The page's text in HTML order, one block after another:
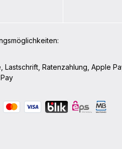
Lastschrift, Ratenzahlung, Apple
Pay